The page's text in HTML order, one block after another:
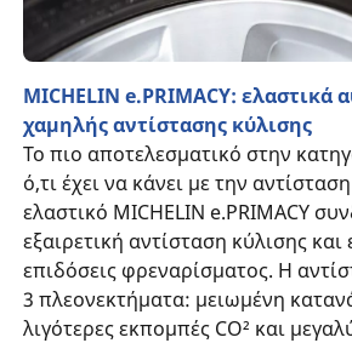
MICHELIN e.PRIMACY: ελαστικά
χαμηλής αντίστασης κύλισης
Το πιο αποτελεσματικό στην
ό,τι έχει να κάνει με την
ελαστικό MICHELIN e.PRIMACY
εξαιρετική αντίσταση κύλισης και
επιδόσεις φρεναρίσματος. Η
3 πλεονεκτήματα: μειωμένη
λιγότερες εκπομπές CO² και